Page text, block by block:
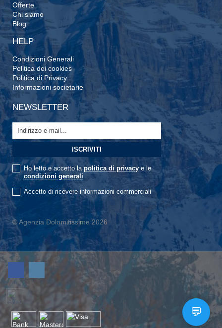
Offerte
Chi siamo
Blog
HELP
Condizioni Generali
Politica dei cookies
Politica di Privacy
Informazioni societarie
NEWSLETTER
Ho letto e accetto lapolitica di privacye le
condizioni generali
Accetto di ricevere informazioni commerciali
© Agenzia Dolomitissime 2026